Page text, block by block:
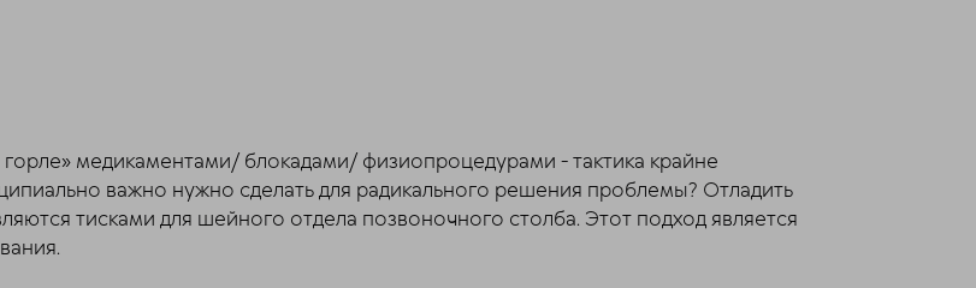
медикаментами/ блокадами/ физиопроцедурами - тактика крайне
важно нужно сделать для радикального решения проблемы? Отладить
тисками для шейного отдела позвоночного столба. Этот подход является